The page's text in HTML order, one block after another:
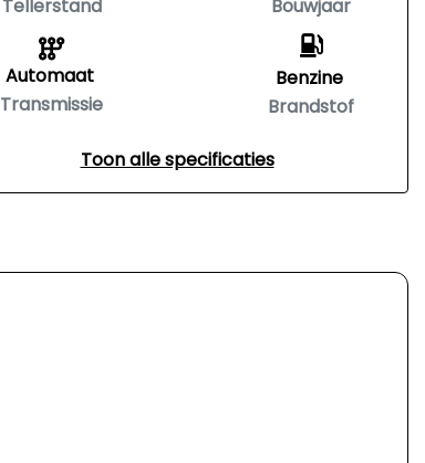
Tellerstand
Automaat
Transmissie
Bouwjaar
Benzine
Brandstof
Toon alle specificaties